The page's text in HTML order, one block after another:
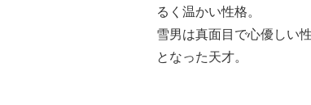
るく温かい性格。
雪男は真面目で心優しい
となった天才。